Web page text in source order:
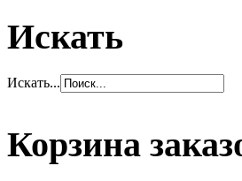
Искать
Искать...
Корзина